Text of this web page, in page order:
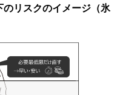
のリスクのイメージ（氷